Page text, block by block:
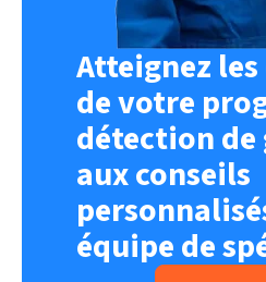
Atteignez
de votre
détection de
aux conseils
équipe de